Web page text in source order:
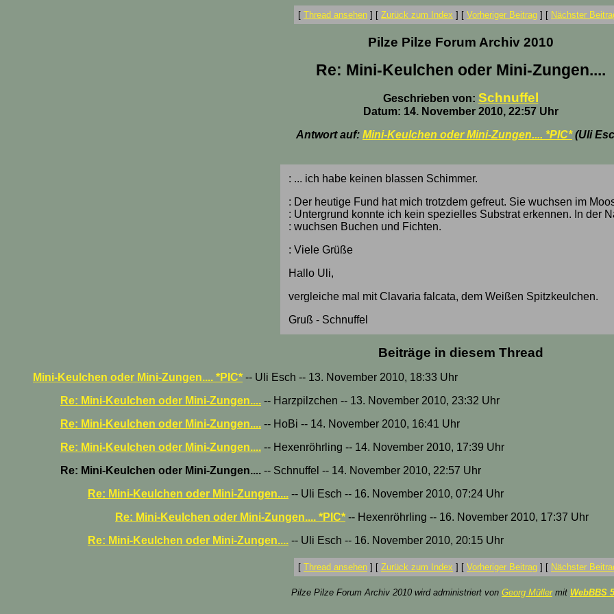
[ Thread ansehen ] [ Zurück zum Index ] [ Vorheriger Beitrag ] [ Nächster
Pilze Pilze Forum Archiv 2010
Re: Mini-Keulchen oder Mini-Zungen....
Geschrieben von: Schnuffel
Datum: 14. November 2010, 22:57 Uhr
Antwort auf: Mini-Keulchen oder Mini-Zungen.... *PIC*(Uli
: ... ich habe keinen blassen Schimmer.
: Der heutige Fund hat mich trotzdem gefreut. Sie wuchsen im
: Untergrund konnte ich kein spezielles Substrat erkennen. In der
: wuchsen Buchen und Fichten.
: Viele Grüße
Hallo Uli,
vergleiche mal mit Clavaria falcata, dem Weißen Spitzkeulchen.
Gruß - Schnuffel
Beiträge in diesem Thread
Mini-Keulchen oder Mini-Zungen.... *PIC* -- Uli Esch -- 13. November 2010, 18:33 Uhr
Re: Mini-Keulchen oder Mini-Zungen.... -- Harzpilzchen -- 13. November 2010, 23:32 Uhr
Re: Mini-Keulchen oder Mini-Zungen.... -- HoBi -- 14. November 2010, 16:41 Uhr
Re: Mini-Keulchen oder Mini-Zungen.... -- Hexenröhrling -- 14. November 2010, 17:39 Uhr
Re: Mini-Keulchen oder Mini-Zungen.... -- Schnuffel -- 14. November 2010, 22:57 Uhr
Re: Mini-Keulchen oder Mini-Zungen.... -- Uli Esch -- 16. November 2010, 07:24 Uhr
Re: Mini-Keulchen oder Mini-Zungen.... *PIC* -- Hexenröhrling -- 16. November 2010, 17:37 Uhr
Re: Mini-Keulchen oder Mini-Zungen.... -- Uli Esch -- 16. November 2010, 20:15 Uhr
[ Thread ansehen ] [ Zurück zum Index ] [ Vorheriger Beitrag ] [ Nächster
Pilze Pilze Forum Archiv 2010 wird administriert von Georg Müllermit WebBBS